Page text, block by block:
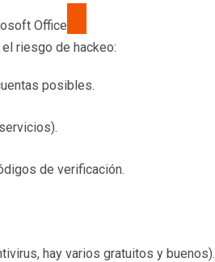
Office
riesgo de hackeo:
posibles.
de verificación.
hay varios gratuitos y buenos).